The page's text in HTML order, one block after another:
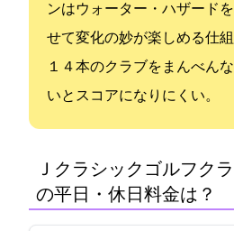
ンはウォーター・ハザード
せて変化の妙が楽しめる仕
１４本のクラブをまんべん
いとスコアになりにくい。
Ｊクラシックゴルフクラ
の平日・休日料金は？